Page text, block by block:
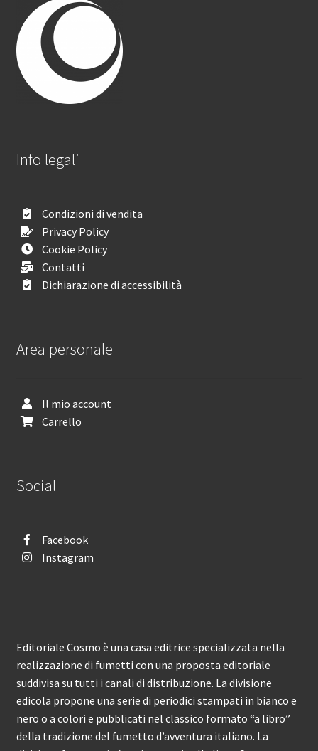
Info legali
Condizioni di vendita
Privacy Policy
Cookie Policy
Contatti
Dichiarazione di accessibilità
Area personale
Il mio account
Carrello
Social
Facebook
Instagram
Editoriale Cosmo è una casa editrice specializzata nella
realizzazione di fumetti con una proposta editoriale
suddivisa su tutti i canali di distribuzione. La divisione
edicola propone una serie di periodici stampati in bianco e
nero o a colori e pubblicati nel classico formato “a libro”
della tradizione del fumetto d’avventura italiano. La